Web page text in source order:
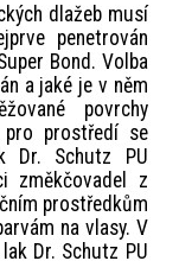
dlažeb musí
penetrován
Bond. Volba
a jaké je v něm
povrchy
pro prostředí se
Dr. Schutz PU
změkčovadel z
prostředkům
na vlasy. V
Dr. Schutz PU